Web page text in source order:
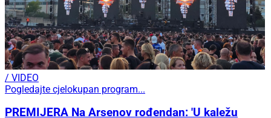
/ VIDEO
Pogledajte cjelokupan program...
PREMIJERA Na Arsenov rođendan: 'U kaležu